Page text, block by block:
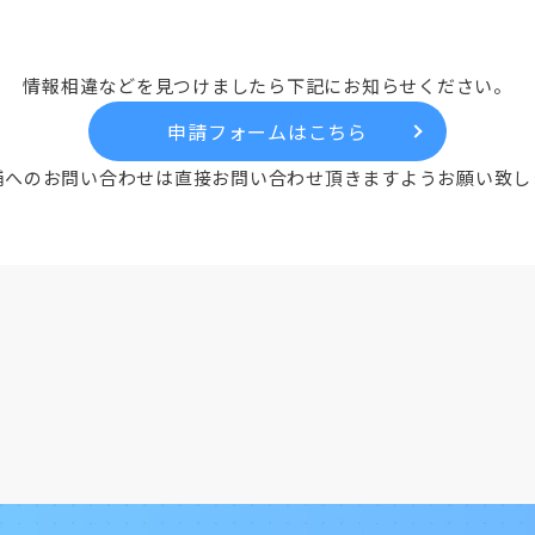
情報相違などを見つけましたら下記にお知らせください。
申請フォームはこちら
のお問い合わせは直接お問い合わせ頂きますよう お願い致